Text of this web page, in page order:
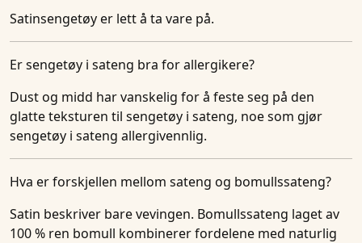
Satinsengetøy er lett å ta vare på.
Er sengetøy i sateng bra for allergikere?
Dust og midd har vanskelig for å feste seg på den
glatte teksturen til sengetøy i sateng, noe som gjør
sengetøy i sateng allergivennlig.
Hva er forskjellen mellom sateng og bomullssateng?
Satin beskriver bare vevingen. Bomullssateng laget av
100 % ren bomull kombinerer fordelene med naturlig